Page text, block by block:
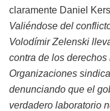
claramente Daniel
Valiéndose del
Volodímir Zelenski
contra de los
Organizaciones
denunciando que el
verdadero laboratorio